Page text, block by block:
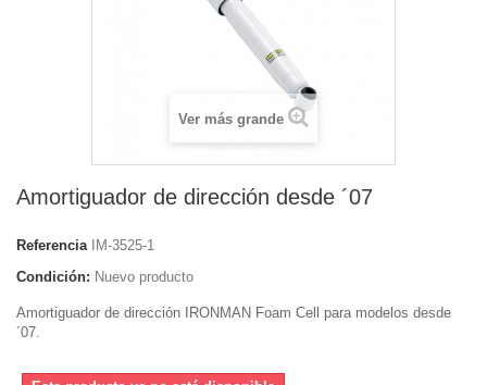
Ver más grande
Amortiguador de dirección desde ´07
Referencia
IM-3525-1
Condición: Nuevo producto
Amortiguador de dirección IRONMAN Foam Cell para modelos desde
´07.